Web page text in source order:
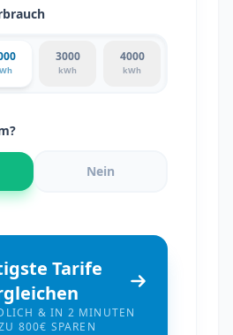
3000
kWh
4000
kWh
Nein
Tarife
& IN 2 MINUTEN
800€ SPAREN